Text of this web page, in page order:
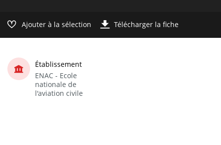
Ajouter à la sélection Télécharger la fiche
Établissement
ENAC - Ecole
nationale de
l'aviation civile